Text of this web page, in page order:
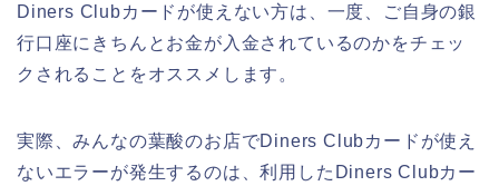
Diners Clubカードが使えない方は、一度、ご自身の銀
行口座にきちんとお金が入金されているのかをチェッ
クされることをオススメします。
実際、みんなの葉酸のお店でDiners Clubカードが使え
ないエラーが発生するのは、利用したDiners Clubカー